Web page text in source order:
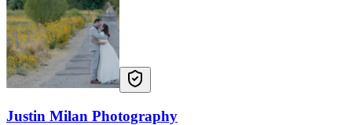
Justin Milan Photography